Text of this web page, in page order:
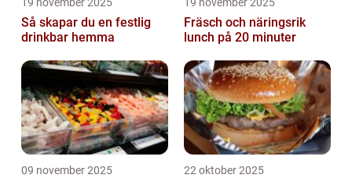
Så skapar du en festlig
drinkbar hemma
Fräsch och näringsrik
lunch på 20 minuter
09 november 2025 22 oktober 2025